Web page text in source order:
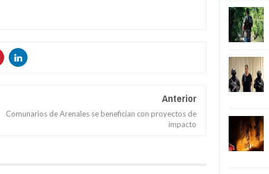
Anterior
Comunarios de Arenales se benefician con proyectos de
impacto